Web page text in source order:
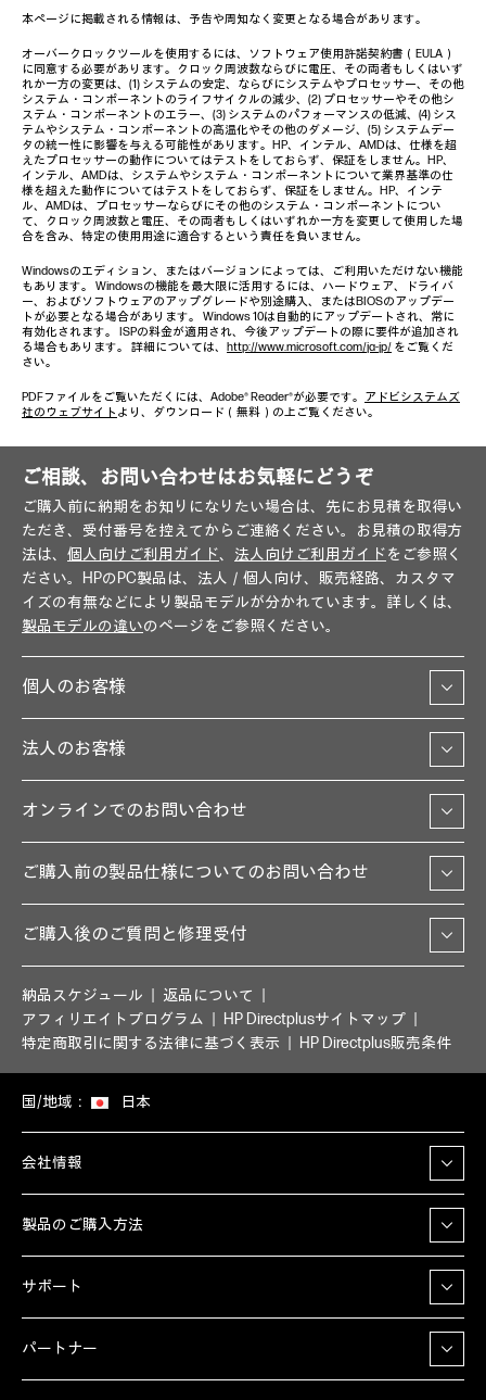
本ページに掲載される情報は、予告や周知なく変更となる場合があります。
オーバークロックツールを使用するには、ソフトウェア使用許諾契約書（EULA）
に同意する必要があります。クロック周波数ならびに電圧、その両者もしくはいず
れか一方の変更は、(1) システムの安定、ならびにシステムやプロセッサー、その他
システム・コンポーネントのライフサイクルの減少、(2) プロセッサーやその他シ
ステム・コンポーネントのエラー、(3) システムのパフォーマンスの低減、(4) シス
テムやシステム・コンポーネントの高温化やその他のダメージ、(5) システムデー
タの統一性に影響を与える可能性があります。HP、インテル、AMDは、仕様を超
えたプロセッサーの動作についてはテストをしておらず、保証をしません。HP、
インテル、AMDは、システムやシステム・コンポーネントについて業界基準の仕
様を超えた動作についてはテストをしておらず、保証をしません。HP、インテ
ル、AMDは、プロセッサーならびにその他のシステム・コンポーネントについ
て、クロック周波数と電圧、その両者もしくはいずれか一方を変更して使用した場
合を含み、特定の使用用途に適合するという責任を負いません。
Windowsのエディション、またはバージョンによっては、ご利用いただけない機能
もあります。 Windowsの機能を最大限に活用するには、ハードウェア、ドライバ
ー、およびソフトウェアのアップグレードや別途購入、またはBIOSのアップデー
トが必要となる場合があります。 Windows 10は自動的にアップデートされ、常に
有効化されます。 ISPの料金が適用され、今後アップデートの際に要件が追加され
る場合もあります。 詳細については、 http://www.microsoft.com/ja-jp/ をご覧くだ
さい。
PDFファイルをご覧いただくには、Adobe® Reader®が必要です。 アドビシステムズ
社のウェブサイト より、ダウンロード（無料）の上ご覧ください。
ご相談、お問い合わせはお気軽にどうぞ
ご購入前に納期をお知りになりたい場合は、先にお見積を取得い
ただき、受付番号を控えてからご連絡ください。お見積の取得方
法は、 個人向けご利用ガイド、 法人向けご利用ガイドをご参照く
ださい。HPのPC製品は、法人／個人向け、販売経路、カスタマ
イズの有無などにより製品モデルが分かれています。詳しくは、
製品モデルの違いのページをご参照ください。
個人のお客様
法人のお客様
オンラインでのお問い合わせ
ご購入前の製品仕様についてのお問い合わせ
ご購入後のご質問と修理受付
納品スケジュール
返品について
アフィリエイトプログラム
HP Directplusサイトマップ
特定商取引に関する法律に基づく表示
HP Directplus販売条件
国/地域： 日本
会社情報
製品のご購入方法
サポート
パートナー